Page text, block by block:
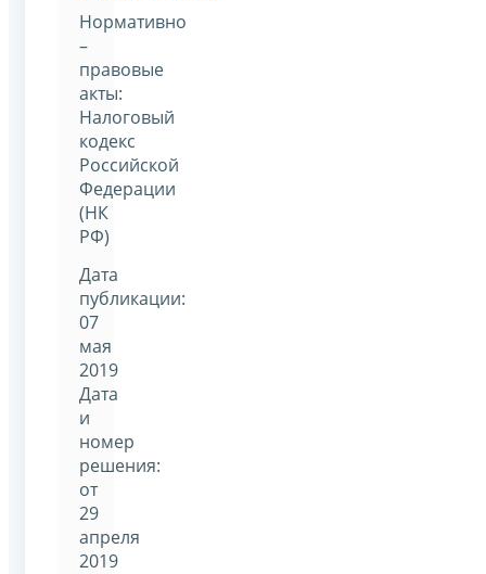
Нормативно
–
правовые
акты:
Налоговый
кодекс
Российской
Федерации
(НК
РФ)
Дата
публикации:
07
мая
2019
Дата
и
номер
решения:
от
29
апреля
2019